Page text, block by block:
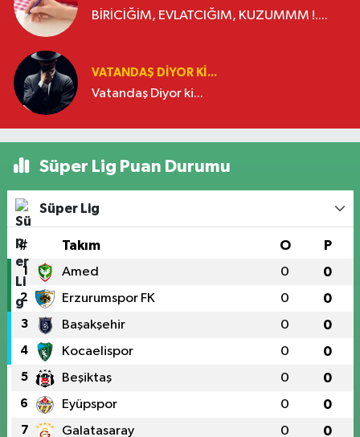
BİRİCİĞİM, EVLATCIĞIM, KUZUMMM !....
VATANDAŞ DIYOR KI...
Vatandaş Diyor ki...
Süper Lig Puan Durumu
Süper Lig
# Takım O P
1 Amed 0 0
2 Erzurumspor FK 0 0
3 Başakşehir 0 0
4 Kocaelispor 0 0
5 Beşiktaş 0 0
6 Eyüpspor 0 0
7 Galatasaray 0 0